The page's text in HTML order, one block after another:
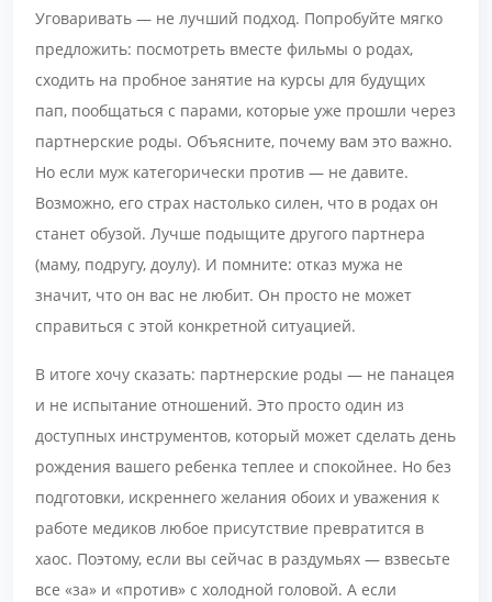
Уговаривать — не лучший подход. Попробуйте мягко
предложить: посмотреть вместе фильмы о родах,
сходить на пробное занятие на курсы для будущих
пап, пообщаться с парами, которые уже прошли через
партнерские роды. Объясните, почему вам это важно.
Но если муж категорически против — не давите.
Возможно, его страх настолько силен, что в родах он
станет обузой. Лучше подыщите другого партнера
(маму, подругу, доулу). И помните: отказ мужа не
значит, что он вас не любит. Он просто не может
справиться с этой конкретной ситуацией.
В итоге хочу сказать: партнерские роды — не панацея
и не испытание отношений. Это просто один из
доступных инструментов, который может сделать день
рождения вашего ребенка теплее и спокойнее. Но без
подготовки, искреннего желания обоих и уважения к
работе медиков любое присутствие превратится в
хаос. Поэтому, если вы сейчас в раздумьях — взвесьте
все «за» и «против» с холодной головой. А если